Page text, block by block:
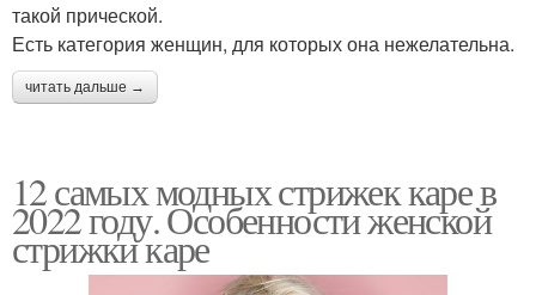
такой прической.
Есть категория женщин, для которых она нежелательна.
читать дальше →
12 самых модных стрижек каре в
2022 году. Особенности женской
стрижки каре